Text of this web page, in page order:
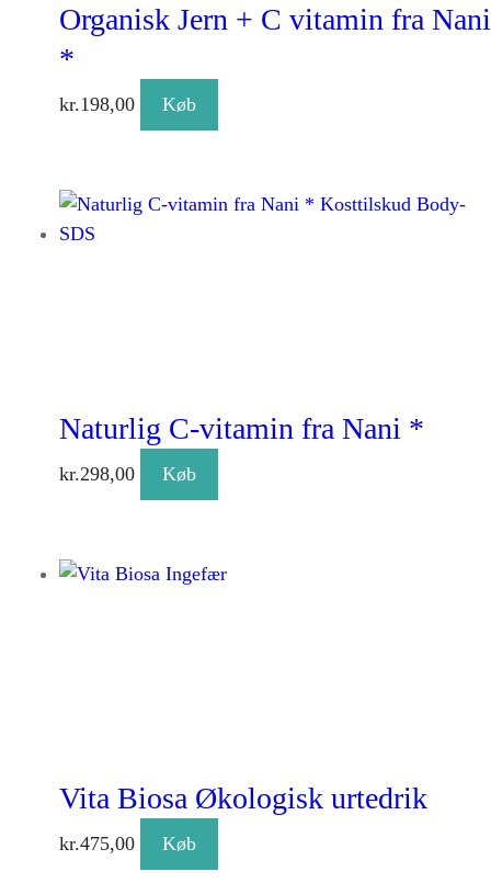
Organisk Jern + C vitamin fra Nani
*
kr.198,00 Køb
Naturlig C-vitamin fra Nani *
kr.298,00 Køb
Vita Biosa Økologisk urtedrik
kr.475,00 Køb